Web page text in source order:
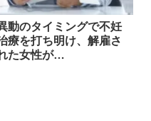
動のタイミングで不妊
療を打ち明け、解雇さ
た女性が…